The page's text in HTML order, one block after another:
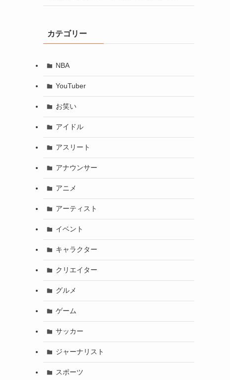
カテゴリー
NBA
YouTuber
お笑い
アイドル
アスリート
アナウンサー
アニメ
アーティスト
イベント
キャラクター
クリエイター
グルメ
ゲーム
サッカー
ジャーナリスト
スポーツ